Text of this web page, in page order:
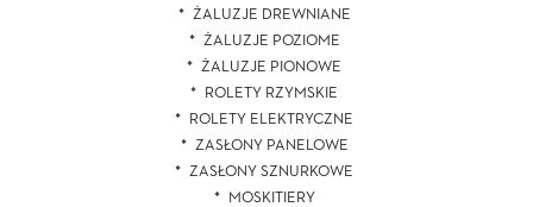
ŻALUZJE DREWNIANE
ŻALUZJE POZIOME
ŻALUZJE PIONOWE
ROLETY RZYMSKIE
ROLETY ELEKTRYCZNE
ZASŁONY PANELOWE
ZASŁONY SZNURKOWE
MOSKITIERY